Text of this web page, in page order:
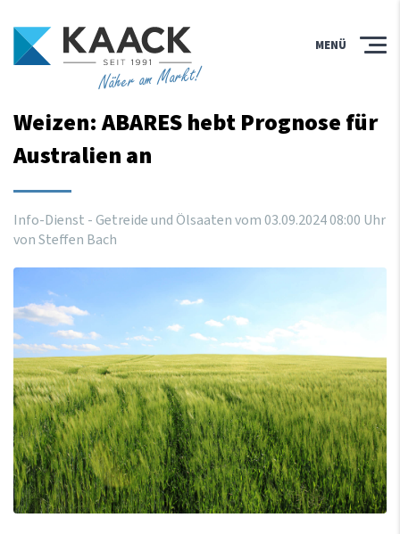
Näher am Markt!
MENÜ
Weizen: ABARES hebt Prognose für
Australien an
Info-Dienst - Getreide und Ölsaaten vom03.09.202408:00 Uhr
von Steffen Bach